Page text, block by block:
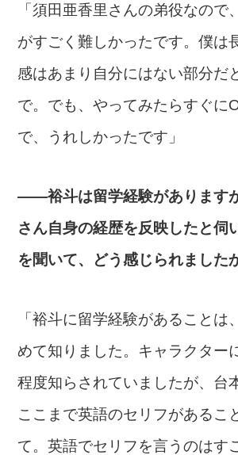
「須田亜香里さんの弟役なので
がすごく難しかったです。僕は
感はあまり自分にはない部分だ
で。でも、やってみたらすぐに
で、うれしかったです」
――裕斗は留学経験があります
さん自身の経歴を反映したと伺
を聞いて、どう感じられました
「裕斗に留学経験があることは
めて知りました。キャラクター
程度知らされていましたが、台
ここまで英語のセリフがあるこ
て。英語でセリフを言うのはす